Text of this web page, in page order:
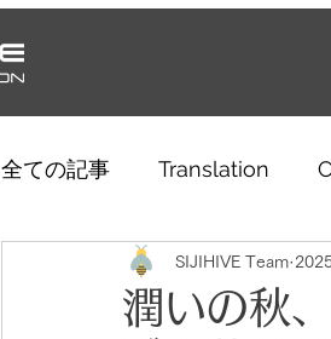
全ての記事 Translation
Telework Language
潤いの秋
SIJIHIVE Team